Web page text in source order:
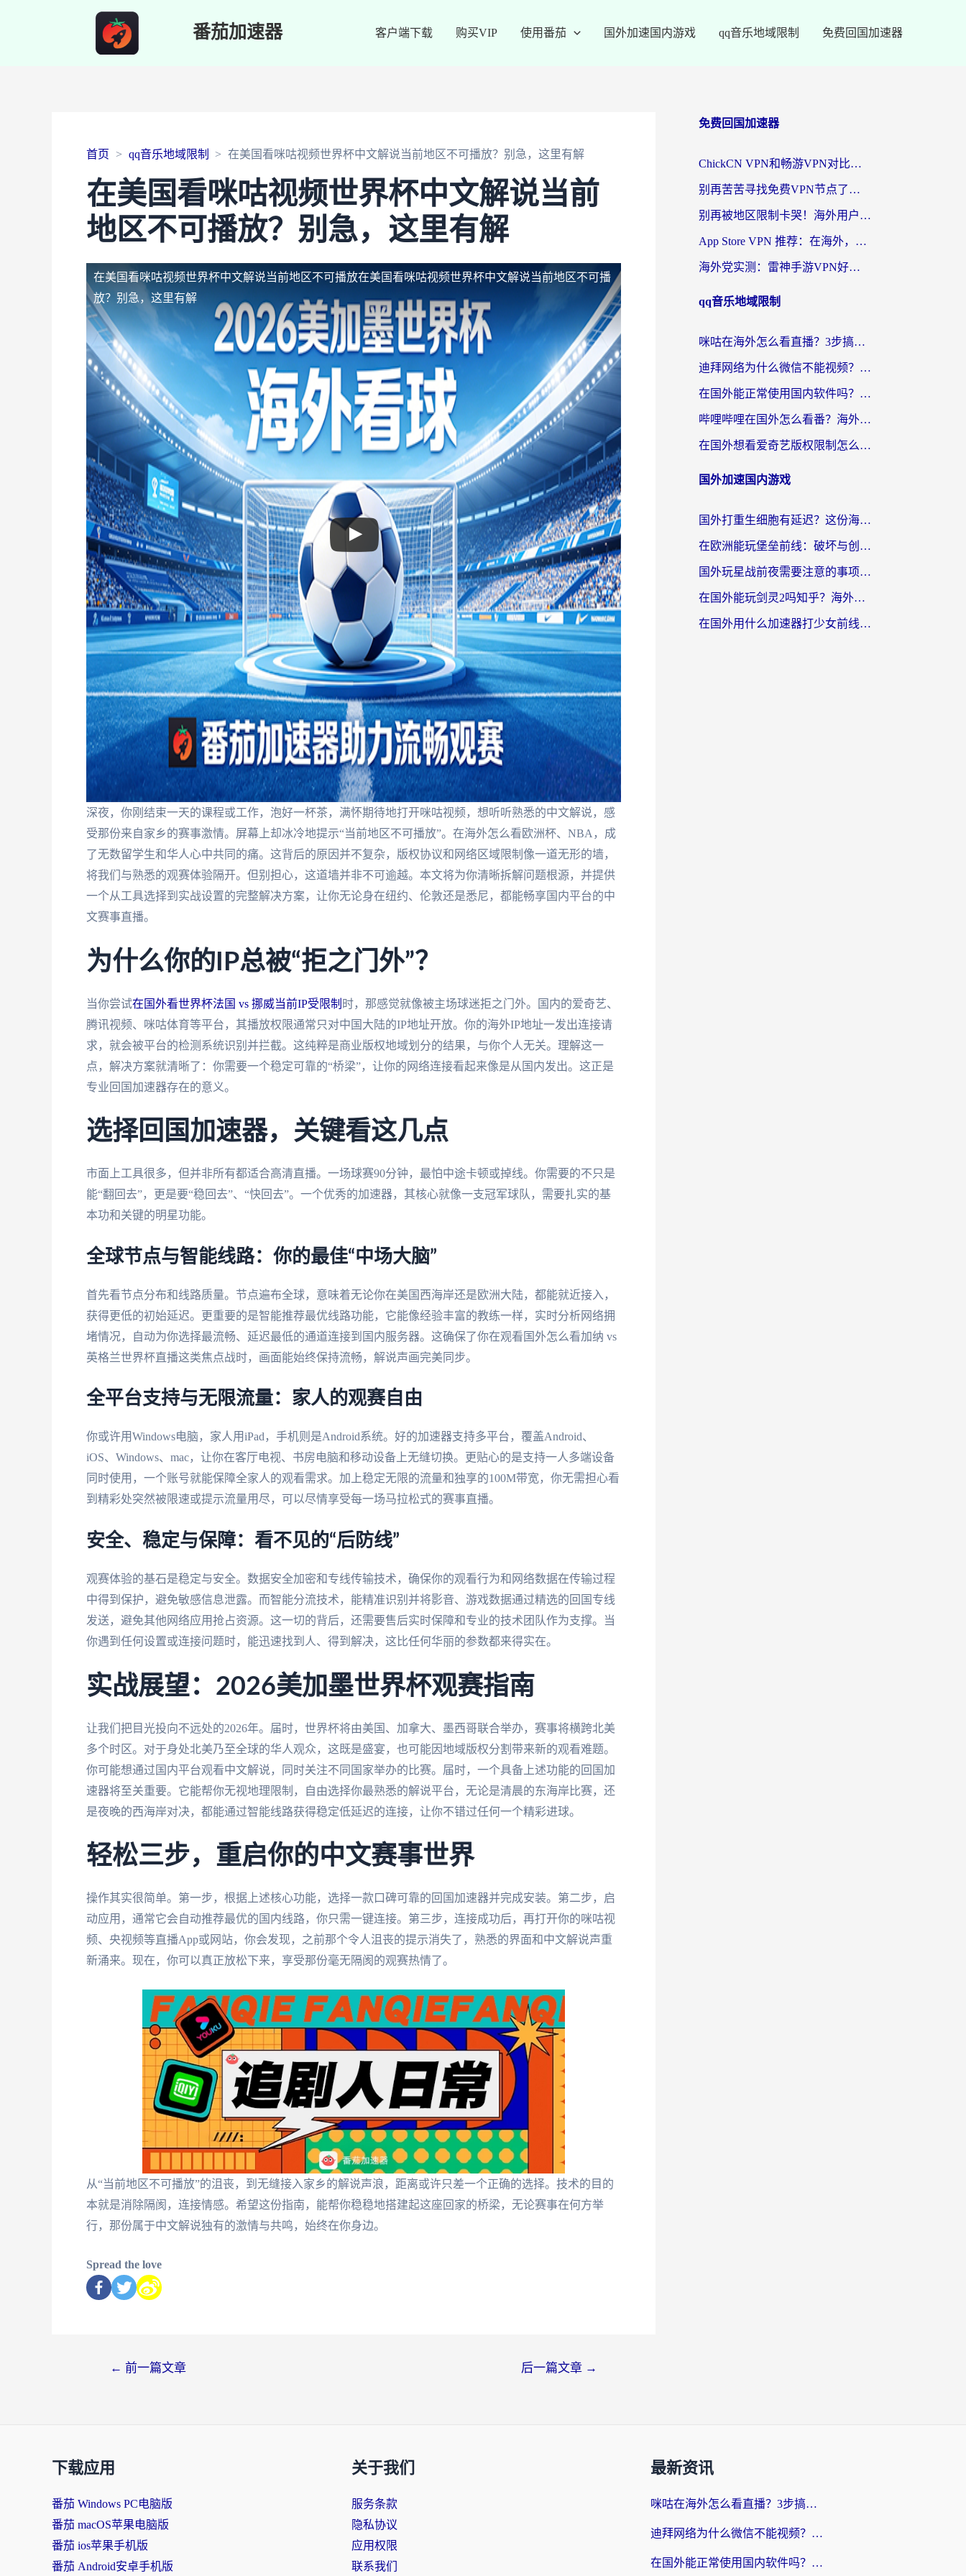
番茄加速器 客户端下载 购买VIP 使用番茄 国外加速国内游戏 qq音乐地域限制 免费回国加速器
首页 qq音乐地域限制 在美国看咪咕视频世界杯中文解说当前地区不可播放？别急，这里有解
在美国看咪咕视频世界杯中文解说当前
地区不可播放？别急，这里有解
在美国看咪咕视频世界杯中文解说当前地区不可播放在美国看咪咕视频世界杯中文解说当前地区不可播
放？别急，这里有解
深夜，你刚结束一天的课程或工作，泡好一杯茶，满怀期待地打开咪咕视频，想听听熟悉的中文解说，感
受那份来自家乡的赛事激情。屏幕上却冰冷地提示“当前地区不可播放”。在海外怎么看欧洲杯、NBA，成
了无数留学生和华人心中共同的痛。这背后的原因并不复杂，版权协议和网络区域限制像一道无形的墙，
将我们与熟悉的观赛体验隔开。但别担心，这道墙并非不可逾越。本文将为你清晰拆解问题根源，并提供
一个从工具选择到实战设置的完整解决方案，让你无论身在纽约、伦敦还是悉尼，都能畅享国内平台的中
文赛事直播。
为什么你的IP总被“拒之门外”？
当你尝试在国外看世界杯法国 vs 挪威当前IP受限制 时，那感觉就像被主场球迷拒之门外。国内的爱奇艺、
腾讯视频、咪咕体育等平台，其播放权限通常只对中国大陆的IP地址开放。你的海外IP地址一发出连接请
求，就会被平台的检测系统识别并拦截。这纯粹是商业版权地域划分的结果，与你个人无关。理解这一
点，解决方案就清晰了：你需要一个稳定可靠的“桥梁”，让你的网络连接看起来像是从国内发出。这正是
专业回国加速器存在的意义。
选择回国加速器，关键看这几点
市面上工具很多，但并非所有都适合高清直播。一场球赛90分钟，最怕中途卡顿或掉线。你需要的不只是
能“翻回去”，更是要“稳回去”、“快回去”。一个优秀的加速器，其核心就像一支冠军球队，需要扎实的基
本功和关键的明星功能。
全球节点与智能线路：你的最佳“中场大脑”
首先看节点分布和线路质量。节点遍布全球，意味着无论你在美国西海岸还是欧洲大陆，都能就近接入，
获得更低的初始延迟。更重要的是智能推荐最优线路功能，它能像经验丰富的教练一样，实时分析网络拥
堵情况，自动为你选择最流畅、延迟最低的通道连接到国内服务器。这确保了你在观看国外怎么看加纳 vs
英格兰世界杯直播这类焦点战时，画面能始终保持流畅，解说声画完美同步。
全平台支持与无限流量：家人的观赛自由
你或许用Windows电脑，家人用iPad，手机则是Android系统。好的加速器支持多平台，覆盖Android、
iOS、Windows、mac，让你在客厅电视、书房电脑和移动设备上无缝切换。更贴心的是支持一人多端设备
同时使用，一个账号就能保障全家人的观看需求。加上稳定无限的流量和独享的100M带宽，你无需担心看
到精彩处突然被限速或提示流量用尽，可以尽情享受每一场马拉松式的赛事直播。
安全、稳定与保障：看不见的“后防线”
观赛体验的基石是稳定与安全。数据安全加密和专线传输技术，确保你的观看行为和网络数据在传输过程
中得到保护，避免敏感信息泄露。而智能分流技术，能精准识别并将影音、游戏数据通过精选的回国专线
发送，避免其他网络应用抢占资源。这一切的背后，还需要售后实时保障和专业的技术团队作为支撑。当
你遇到任何设置或连接问题时，能迅速找到人、得到解决，这比任何华丽的参数都来得实在。
实战展望：2026美加墨世界杯观赛指南
让我们把目光投向不远处的2026年。届时，世界杯将由美国、加拿大、墨西哥联合举办，赛事将横跨北美
多个时区。对于身处北美乃至全球的华人观众，这既是盛宴，也可能因地域版权分割带来新的观看难题。
你可能想通过国内平台观看中文解说，同时关注不同国家举办的比赛。届时，一个具备上述功能的回国加
速器将至关重要。它能帮你无视地理限制，自由选择你最熟悉的解说平台，无论是清晨的东海岸比赛，还
是夜晚的西海岸对决，都能通过智能线路获得稳定低延迟的连接，让你不错过任何一个精彩进球。
轻松三步，重启你的中文赛事世界
操作其实很简单。第一步，根据上述核心功能，选择一款口碑可靠的回国加速器并完成安装。第二步，启
动应用，通常它会自动推荐最优的国内线路，你只需一键连接。第三步，连接成功后，再打开你的咪咕视
频、央视频等直播App或网站，你会发现，之前那个令人沮丧的提示消失了，熟悉的界面和中文解说声重
新涌来。现在，你可以真正放松下来，享受那份毫无隔阂的观赛热情了。
从“当前地区不可播放”的沮丧，到无缝接入家乡的解说声浪，距离或许只差一个正确的选择。技术的目的
本就是消除隔阂，连接情感。希望这份指南，能帮你稳稳地搭建起这座回家的桥梁，无论赛事在何方举
行，那份属于中文解说独有的激情与共鸣，始终在你身边。
Spread the love
← 前一篇文章 后一篇文章 →
免费回国加速器
ChickCN VPN和畅游VPN对比哪个回国效果更好？海外党必看的回国加速器选择指南
别再苦苦寻找免费VPN节点了，这才是海外访问国内资源的正确姿势
别再被地区限制卡哭！海外用户vpn中国下载全攻略，无缝刷剧办公社交
App Store VPN 推荐：在海外，如何找回那扇回家的“任意门”？
海外党实测：雷神手游VPN好用吗？和闪电VPN对比哪个回国效果更好？附小众工具深度测评
qq音乐地域限制
咪咕在海外怎么看直播？3步搞定地域限制，还能畅看腾讯视频与国内热剧
迪拜网络为什么微信不能视频？海外党必看的回国加速全攻略
在国外能正常使用国内软件吗？海外党亲测有效的无缝访问指南
哔哩哔哩在国外怎么看番？海外党追剧看片的终极解决方案
在国外想看爱奇艺版权限制怎么办？海外华人必看的追剧自由指南
国外加速国内游戏
国外打重生细胞有延迟？这份海外畅玩国服游戏加速器终极指南请收好
在欧洲能玩堡垒前线：破坏与创造吗？海外党国服游戏不卡顿的秘密
国外玩星战前夜需要注意的事项：一份来自老玩家的网络生存指南
在国外能玩剑灵2吗知乎？海外党亲测有效的国服游戏加速指南
在国外用什么加速器打少女前线：云图计划不卡？一个老玩家的掏心分享
下载应用
番茄 Windows PC电脑版
番茄 macOS苹果电脑版
番茄 ios苹果手机版
番茄 Android安卓手机版
关于我们
服务条款
隐私协议
应用权限
联系我们
最新资讯
咪咕在海外怎么看直播？3步搞定地域限制，还能畅看腾讯视频与国内热剧
迪拜网络为什么微信不能视频？海外党必看的回国加速全攻略
在国外能正常使用国内软件吗？海外党亲测有效的无缝访问指南